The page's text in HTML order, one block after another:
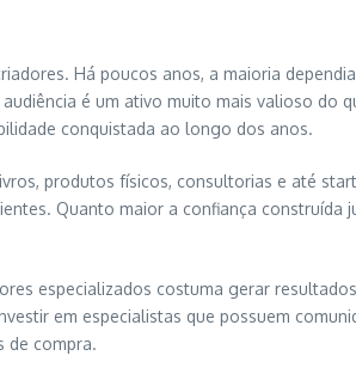
Há poucos anos, a maioria
é um ativo muito mais valioso do
conquistada ao longo dos anos.
produtos físicos, consultorias e até
Quanto maior a confiança construída
especializados costuma gerar
em especialistas que possuem
de compra.